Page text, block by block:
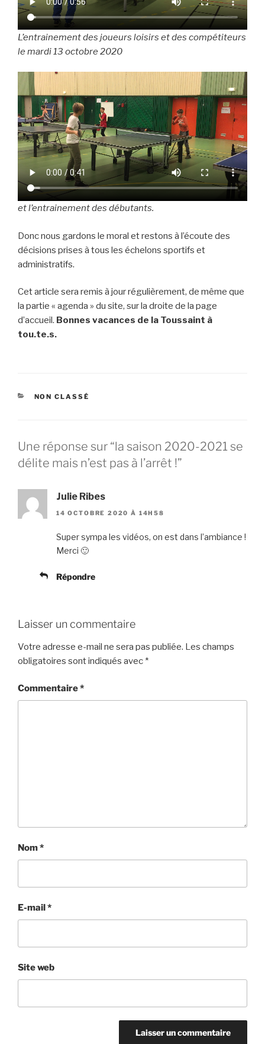
L’entrainement des joueurs loisirs et des compétiteurs
le mardi 13 octobre 2020
et l’entrainement des débutants.
Donc nous gardons le moral et restons à l’écoute des
décisions prises à tous les échelons sportifs et
administratifs.
Cet article sera remis à jour régulièrement, de même que
la partie « agenda » du site, sur la droite de la page
d’accueil. Bonnes vacances de la Toussaint à
tou.te.s.
CATÉGORIES
NON CLASSÉ
Une réponse sur “la saison 2020-2021 se
délite mais n’est pas à l’arrêt !”
Julie Ribes
14 OCTOBRE 2020 À 14H58
Super sympa les vidéos, on est dans l’ambiance !
Merci 🙂
Répondre
Laisser un commentaire
Votre adresse e-mail ne sera pas publiée. Les champs
obligatoires sont indiqués avec *
Commentaire*
Nom*
E-mail*
Site web